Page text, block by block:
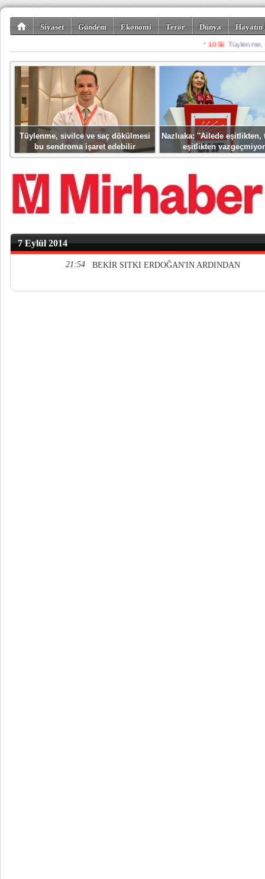
Siyaset Gündem Ekonomi Terör Dünya
Spor Misafir
Tüylenme, sivilce ve saç dökülmesi
bu sendroma işaret edebilir
Nazlıaka: ''Ailede eşitlikten,
eşitlikten
7 Eylül 2014
21:54 BEKİR SITKI ERDOĞAN'IN ARDINDAN